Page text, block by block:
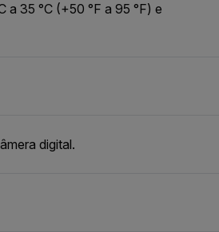
a 35 °C (+50 °F a 95 °F) e
digital.